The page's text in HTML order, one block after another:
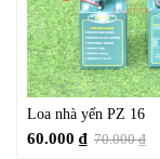
Loa nhà yến PZ 16
70.000₫
60.000 ₫